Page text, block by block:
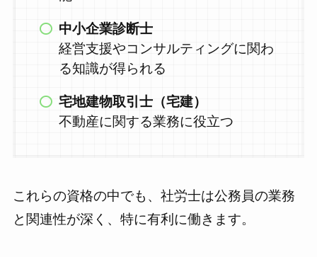
中小企業診断士
経営支援やコンサルティングに関わ
る知識が得られる
宅地建物取引士（宅建）
不動産に関する業務に役立つ
これらの資格の中でも、社労士は公務員の業務
と関連性が深く、特に有利に働きます。